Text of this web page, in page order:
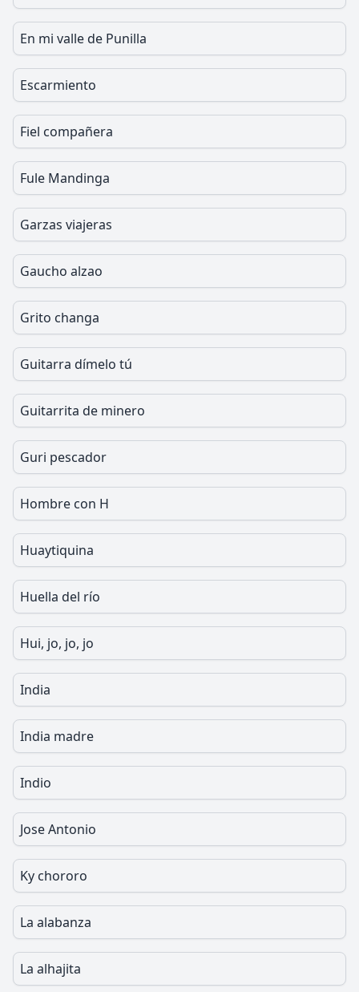
En mi valle de Punilla
Escarmiento
Fiel compañera
Fule Mandinga
Garzas viajeras
Gaucho alzao
Grito changa
Guitarra dímelo tú
Guitarrita de minero
Guri pescador
Hombre con H
Huaytiquina
Huella del río
Hui, jo, jo, jo
India
India madre
Indio
Jose Antonio
Ky chororo
La alabanza
La alhajita